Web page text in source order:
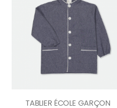
TABLIER ÉCOLE GARÇON